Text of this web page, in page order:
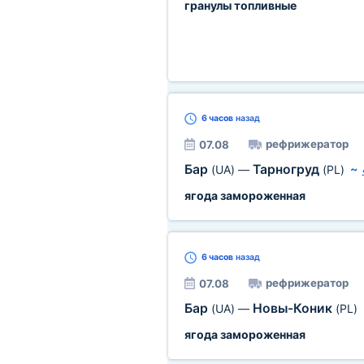
гранулы топливные
6 часовназад
07.08 рефрижератор
Бар (UA) — Тарногруд (PL) ~
ягода замороженная
6 часовназад
07.08 рефрижератор
Бар (UA) — Новы-Коник (PL)
ягода замороженная